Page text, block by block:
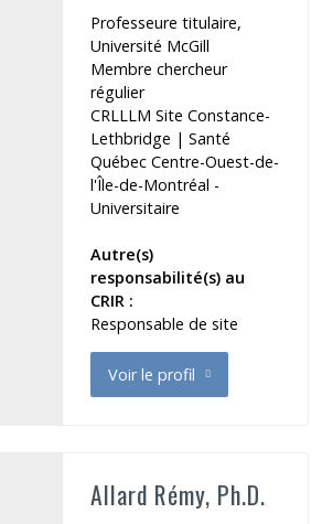
Professeure titulaire,
Université McGill
Membre chercheur
régulier
CRLLLM Site Constance-
Lethbridge | Santé
Québec Centre-Ouest-de-
l'Île-de-Montréal -
Universitaire
Autre(s)
responsabilité(s) au
CRIR :
Responsable de site
Voir le profil
de Ahmed Sara
Allard Rémy, Ph.D.